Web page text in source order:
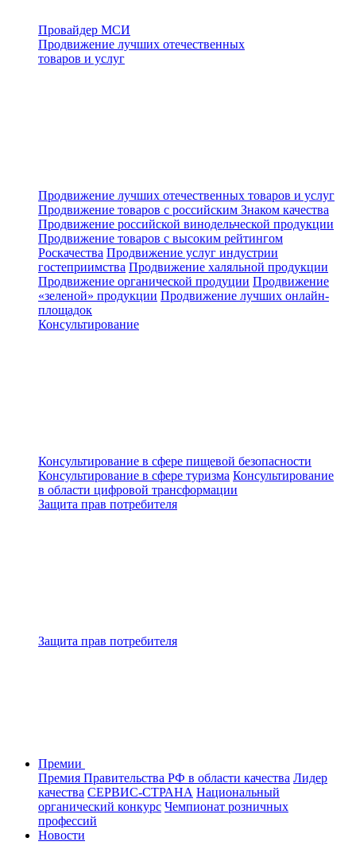
Провайдер МСИ
Продвижение лучших отечественных
товаров и услуг
Продвижение лучших отечественных товаров и услуг
Продвижение товаров с российским Знаком качества
Продвижение российской винодельческой продукции
Продвижение товаров с высоким рейтингом
Роскачества Продвижение услуг индустрии
гостеприимства Продвижение халяльной продукции
Продвижение органической продуции Продвижение
«зеленой» продукции Продвижение лучших онлайн-
площадок
Консультирование
Консультирование в сфере пищевой безопасности
Консультирование в сфере туризма Консультирование
в области цифровой трансформации
Защита прав потребителя
Защита прав потребителя
Премии
Премия Правительства РФ в области качества Лидер
качества СЕРВИС-СТРАНА Национальный
органический конкурс Чемпионат розничных
профессий
Новости